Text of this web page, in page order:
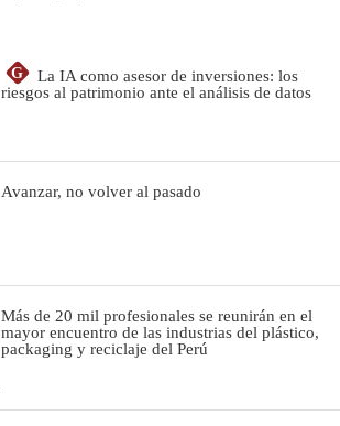
G
La IA como asesor de inversiones: los
riesgos al patrimonio ante el análisis de datos
Avanzar, no volver al pasado
Más de 20 mil profesionales se reunirán en el
mayor encuentro de las industrias del plástico,
packaging y reciclaje del Perú